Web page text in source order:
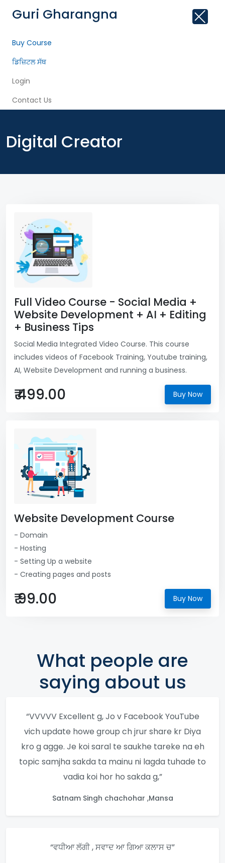
Guri Gharangna
Buy Course
ਡਿਜ਼ਿਟਲ ਸੱਥ
Login
Contact Us
Digital Creator
Full Video Course - Social Media +
Website Development + AI + Editing
+ Business Tips
Social Media Integrated Video Course. This course
includes videos of Facebook Training, Youtube training,
AI, Website Development and running a business.
₹ 499.00 Buy Now
Website Development Course
- Domain
- Hosting
- Setting Up a website
- Creating pages and posts
₹ 99.00 Buy Now
What people are
saying about us
“VVVVV Excellent g, Jo v Facebook YouTube
vich update howe group ch jrur share kr Diya
kro g agge. Je koi saral te saukhe tareke na eh
topic samjha sakda ta mainu ni lagda tuhade to
vadia koi hor ho sakda g,”
Satnam Singh chachohar ,Mansa
“ਵਧੀਆ ਲੱਗੀ , ਸਵਾਦ ਆ ਗਿਆ ਕਲਾਸ ਚ”